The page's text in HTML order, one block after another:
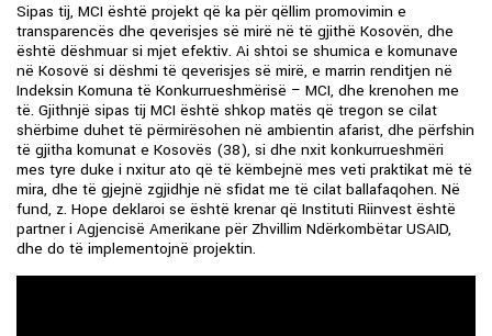
Sipas tij, MCI është projekt që ka për qëllim promovimin e
transparencës dhe qeverisjes së mirë në të gjithë Kosovën, dhe
është dëshmuar si mjet efektiv. Ai shtoi se shumica e komunave
në Kosovë si dëshmi të qeverisjes së mirë, e marrin renditjen në
Indeksin Komuna të Konkurrueshmërisë – MCI, dhe krenohen me
të. Gjithnjë sipas tij MCI është shkop matës që tregon se cilat
shërbime duhet të përmirësohen në ambientin afarist, dhe përfshin
të gjitha komunat e Kosovës (38), si dhe nxit konkurrueshmëri
mes tyre duke i nxitur ato që të këmbejnë mes veti praktikat më të
mira, dhe të gjejnë zgjidhje në sfidat me të cilat ballafaqohen. Në
fund, z. Hope deklaroi se është krenar që Instituti Riinvest është
partner i Agjencisë Amerikane për Zhvillim Ndërkombëtar USAID,
dhe do të implementojnë projektin.